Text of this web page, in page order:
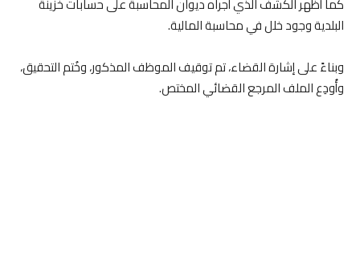
البلدية وجود خلل في محاسبة المالية.
وبناءً على إشارة القضاء، تم توقيف الموظف المذكور، وخُتم التحقيق،
وأُودِع الملف المرجع القضائي المختص.